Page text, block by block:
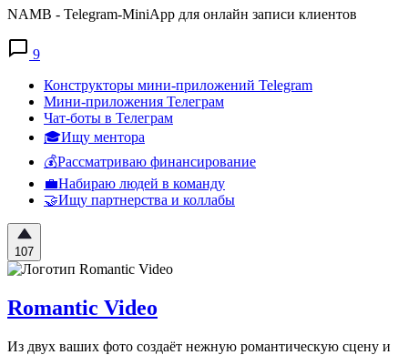
NAMB - Telegram-MiniApp для онлайн записи клиентов
9
Конструкторы мини-приложений Telegram
Мини-приложения Телеграм
Чат-боты в Телеграм
🎓Ищу ментора
💰Рассматриваю финансирование
💼Набираю людей в команду
🤝Ищу партнерства и коллабы
107
Romantic Video
Из двух ваших фото создаёт нежную романтическую сцену и